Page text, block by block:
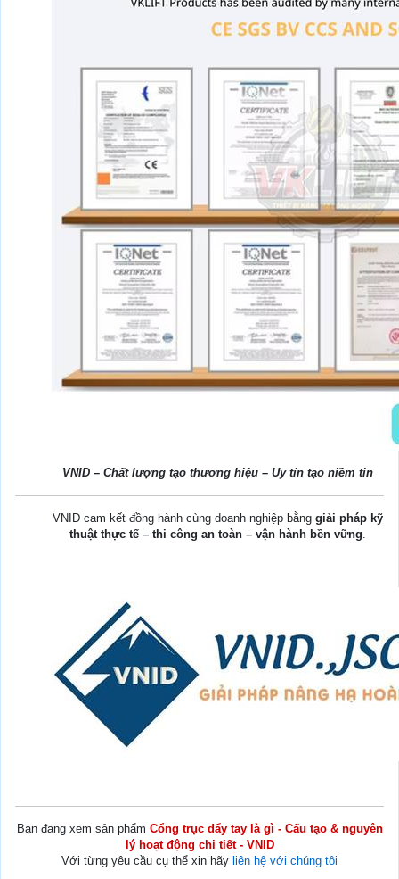
VNID – Chất lượng tạo thương hiệu – Uy tín tạo niềm tin
VNID cam kết đồng hành cùng doanh nghiệp bằng giải pháp kỹ
thuật thực tế – thi công an toàn – vận hành bền vững.
Bạn đang xem sản phẩm Cổng trục đẩy tay là gì - Cấu tạo & nguyên
lý hoạt động chi tiết - VNID
Với từng yêu cầu cụ thể xin hãy liên hệ với chúng tôi